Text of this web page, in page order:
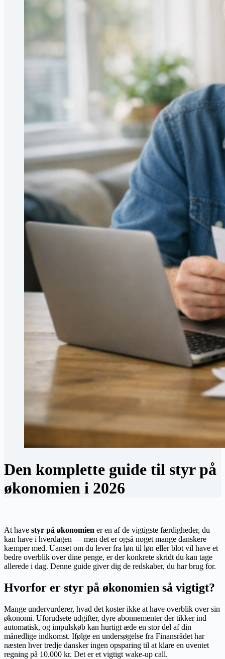
Den komplette guide til styr på
økonomien i 2026
At have styr på økonomien er en af de vigtigste færdigheder, du
kan have i hverdagen — men det er også noget mange danskere
kæmper med. Uanset om du lever fra løn til løn eller blot vil have et
bedre overblik over dine penge, er der konkrete skridt du kan tage
allerede i dag. Denne guide giver dig de redskaber, du har brug for.
Hvorfor er styr på økonomien så vigtigt?
Mange undervurderer, hvad det koster ikke at have overblik over sin
økonomi. Uforudsete udgifter, dyre abonnementer der tikker ind
automatisk, og impulskøb kan hurtigt æde en stor del af din
månedlige indkomst. Ifølge en undersøgelse fra Finansrådet har
næsten hver tredje dansker ingen opsparing til at klare en uventet
regning på 10.000 kr. Det er et vigtigt wake-up call.